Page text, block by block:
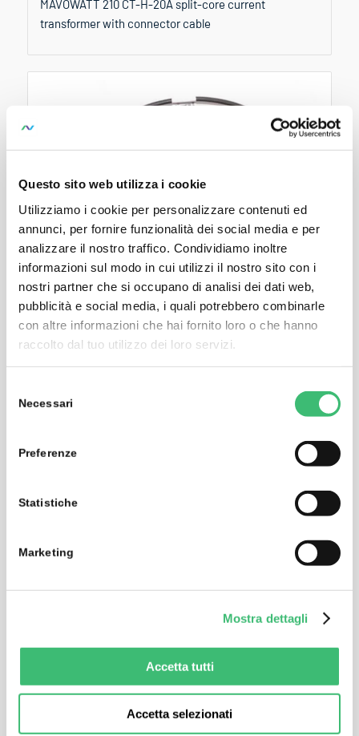
Questo sito web utilizza i cookie
Utilizziamo i cookie per personalizzare contenuti ed
annunci, per fornire funzionalità dei social media e per
analizzare il nostro traffico. Condividiamo inoltre
informazioni sul modo in cui utilizzi il nostro sito con i
nostri partner che si occupano di analisi dei dati web,
pubblicità e social media, i quali potrebbero combinarle
con altre informazioni che hai fornito loro o che hanno
raccolto dal tuo utilizzo dei loro servizi.
delNecessari
Preferenze
Statistiche
Marketing
Mostra dettagli
Accetta tutti
Accetta selezionati
MAVOWATT 210 CT-H-20A split-core current
transformer with connector cable
MAVOWATT 210 Rogowski 1500/40
MAVOWATT 210 Rogowski 1500/40 Flexible AC Sensor
Transformer with Connector Cable